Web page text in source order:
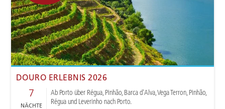
DOURO ERLEBNIS 2026
7
NÄCHTE
Ab Porto über Régua, Pinhão, Barca d'Alva, Vega Terron, Pinhão,
Régua und Leverinho nach Porto.